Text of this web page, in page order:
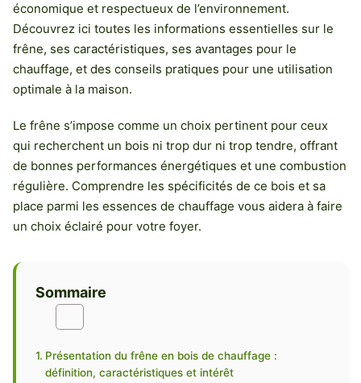
économique et respectueux de l’environnement.
Découvrez ici toutes les informations essentielles sur le
frêne, ses caractéristiques, ses avantages pour le
chauffage, et des conseils pratiques pour une utilisation
optimale à la maison.
Le frêne s’impose comme un choix pertinent pour ceux
qui recherchent un bois ni trop dur ni trop tendre, offrant
de bonnes performances énergétiques et une combustion
régulière. Comprendre les spécificités de ce bois et sa
place parmi les essences de chauffage vous aidera à faire
un choix éclairé pour votre foyer.
Sommaire
Présentation du frêne en bois de chauffage :
définition, caractéristiques et intérêt